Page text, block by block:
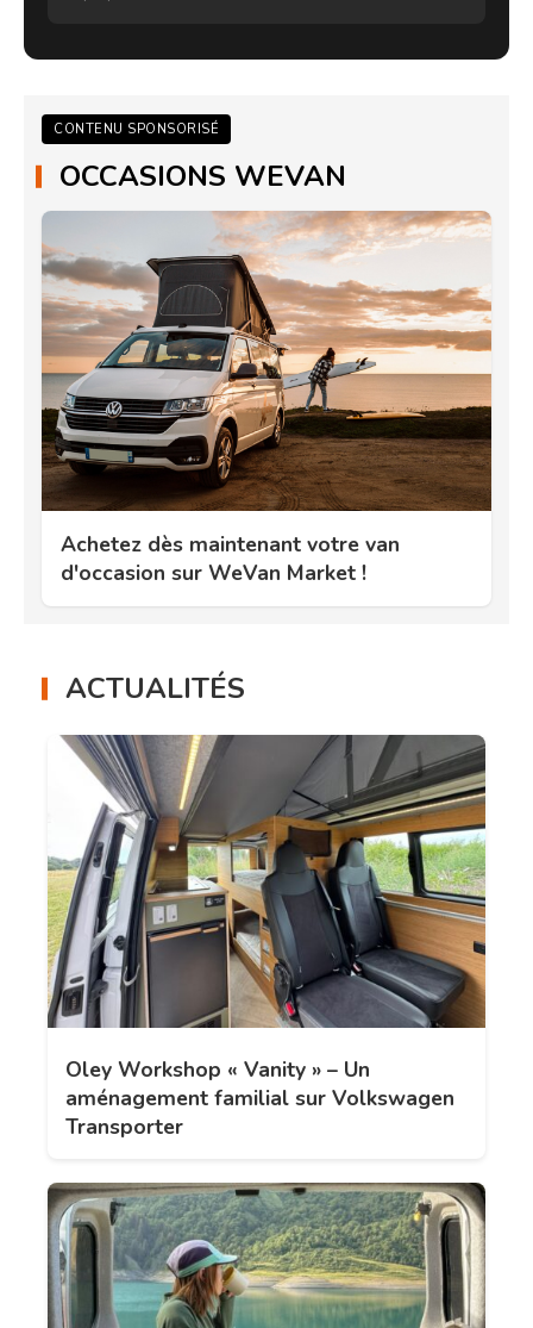
CONTENU SPONSORISÉ
OCCASIONS WEVAN
Achetez dès maintenant votre van
d'occasion sur WeVan Market !
ACTUALITÉS
Oley Workshop « Vanity » – Un
aménagement familial sur Volkswagen
Transporter